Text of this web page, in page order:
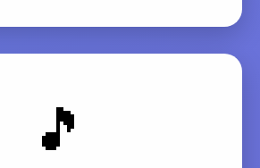
🎵